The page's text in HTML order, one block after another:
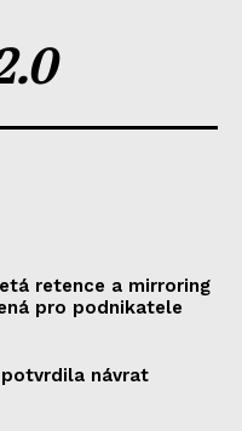
retence a mirroring
pro podnikatele
potvrdila návrat